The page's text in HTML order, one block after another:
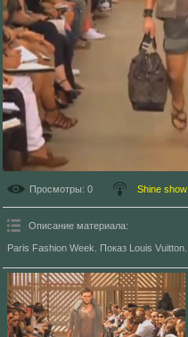
Просмотры: 0 Shine show
Описание материала:
Paris Fashion Week. Показ Louis Vuitton.